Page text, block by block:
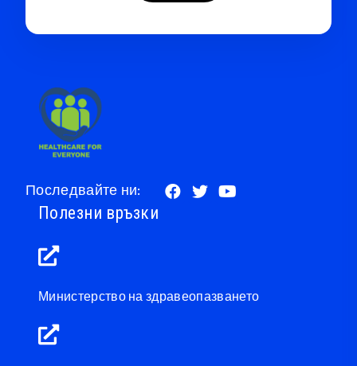
Последвайте ни:
Полезни връзки
Министерство на здравеопазването